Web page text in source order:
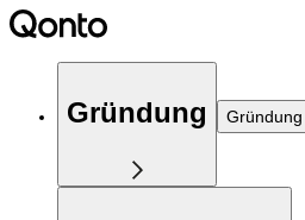
Gründung Gründung